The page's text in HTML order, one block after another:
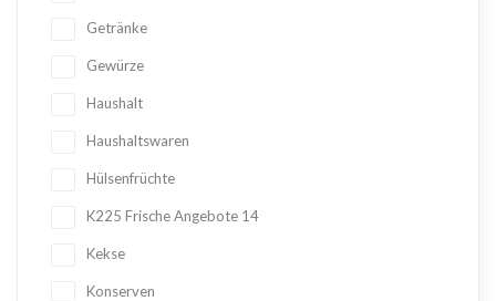
Getränke
Gewürze
Haushalt
Haushaltswaren
Hülsenfrüchte
K225 Frische Angebote 14
Kekse
Konserven